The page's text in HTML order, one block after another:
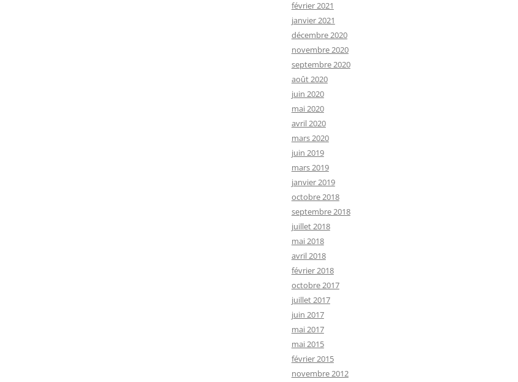
février 2021
janvier 2021
décembre 2020
novembre 2020
septembre 2020
août 2020
juin 2020
mai 2020
avril 2020
mars 2020
juin 2019
mars 2019
janvier 2019
octobre 2018
septembre 2018
juillet 2018
mai 2018
avril 2018
février 2018
octobre 2017
juillet 2017
juin 2017
mai 2017
mai 2015
février 2015
novembre 2012